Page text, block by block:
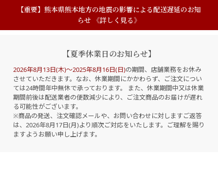
【重要】熊本県熊本地方の地震の影響による配送遅延のお知
らせ 《詳しく見る》
【夏季休業日のお知らせ】
2026年8月13日(木)～2025年8月16日(日)の期間、店舗業務をお休み
させていただきます。なお、休業期間にかかわらず、ご注文につい
ては24時間年中無休で承っております。 また、休業期間中又は休業
期間前後は配送業者の便数減少により、ご注文商品のお届けが遅れ
る可能性がございます。
※商品の発送、注文確認メールや、お問い合わせに対しますご返答
は、2026年8月17日(月)より順次ご対応をいたします。ご理解を賜り
ますようお願い申し上げます。